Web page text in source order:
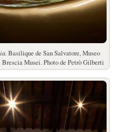
. Basilique de San Salvatore, Museo
Musei. Photo de Petrò Gilberti